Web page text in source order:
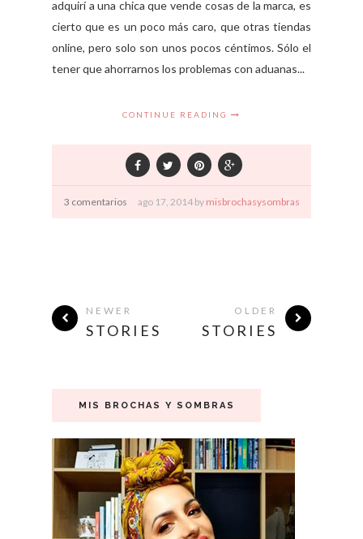
adquirí a una chica que vende cosas de la marca, es
cierto que es un poco más caro, que otras tiendas
online, pero solo son unos pocos céntimos. Sólo el
tener que ahorrarnos los problemas con aduanas...
CONTINUE READING
3 comentarios ago 17, 2014 by misbrochasysombras
NEWER
STORIES
OLDER
STORIES
MIS BROCHAS Y SOMBRAS